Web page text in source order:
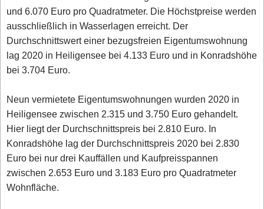
und 6.070 Euro pro Quadratmeter. Die Höchstpreise werden
ausschließlich in Wasserlagen erreicht. Der
Durchschnittswert einer bezugsfreien Eigentumswohnung
lag 2020 in Heiligensee bei 4.133 Euro und in Konradshöhe
bei 3.704 Euro.
Neun vermietete Eigentumswohnungen wurden 2020 in
Heiligensee zwischen 2.315 und 3.750 Euro gehandelt.
Hier liegt der Durchschnittspreis bei 2.810 Euro. In
Konradshöhe lag der Durchschnittspreis 2020 bei 2.830
Euro bei nur drei Kauffällen und Kaufpreisspannen
zwischen 2.653 Euro und 3.183 Euro pro Quadratmeter
Wohnfläche.